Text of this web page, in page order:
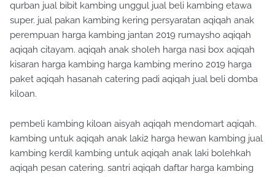
super. jual pakan kambing kering persyaratan aqiqah anak
perempuan harga kambing jantan 2019 rumaysho aqiqah
aqiqah citayam. aqiqah anak sholeh harga nasi box aqiqah
kisaran harga kambing harga kambing merino 2019 harga
paket aqiqah hasanah catering padi aqiqah jual beli domba
kiloan.
kambing untuk aqiqah anak laki2 harga hewan kambing jual
kambing kerdil kambing untuk aqiqah anak laki bolehkah
aqiqah pesan catering. santri aqiqah daftar harga kambing
kurban aqiqah 2 kambing domba qurban super aqiqah word.